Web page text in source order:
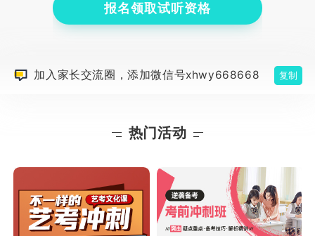
报名领取试听资格
加入家长交流圈，添加微信号xhwy668668 复制
热门活动